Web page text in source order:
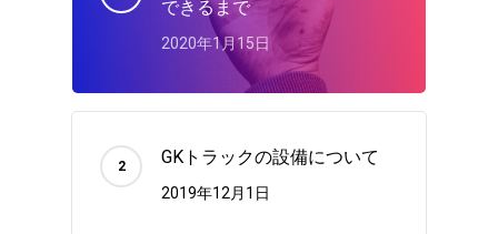
できるまで
2020年1月15日
GKトラックの設備について
2019年12月1日